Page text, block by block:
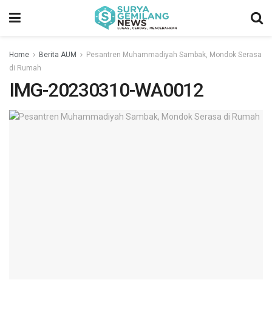
Home Berita AUM
Pesantren Muhammadiyah Sambak, Mondok Serasa
di Rumah
IMG-20230310-WA0012